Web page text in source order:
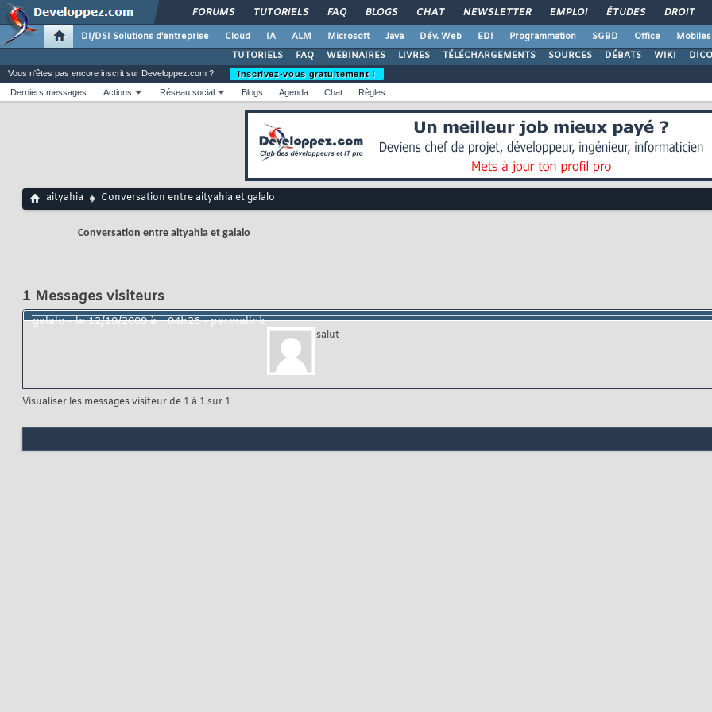
FORUMS TUTORIELS FAQ BLOGS CHAT NEWSLETTER EMPLOI ÉTUDES DROIT
DI/DSI Solutions d'entreprise Cloud IA ALM Microsoft Java Dév. Web EDI Programmation SGBD Office Mobiles
TUTORIELS
FAQ WEBINAIRES LIVRES TÉLÉCHARGEMENTS SOURCES DÉBATS WIKI DICO
Vous n'êtes pas encore inscrit sur Developpez.com ?
Inscrivez-vous gratuitement !
Derniers messages
Actions Réseau social Blogs Agenda Chat Règles
aityahia Conversation entre aityahia et galalo
Conversation entre aityahia et galalo
1 Messages visiteurs
galalo- le12/10/2009 à 04h26 -permalink
salut
Visualiser les messages visiteur de 1 à 1sur 1